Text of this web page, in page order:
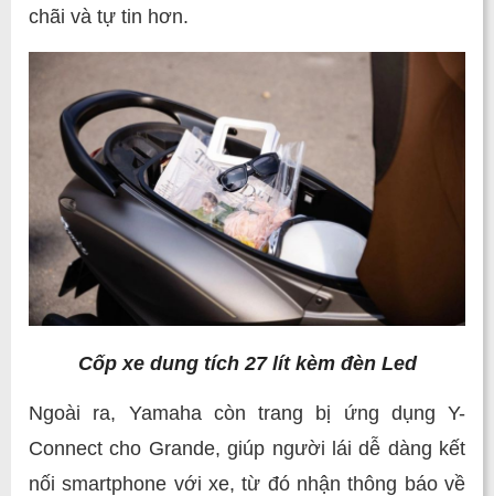
chãi và tự tin hơn.
Cốp xe dung tích 27 lít kèm đèn Led
Ngoài ra, Yamaha còn trang bị ứng dụng Y-
Connect cho Grande, giúp người lái dễ dàng kết
nối smartphone với xe, từ đó nhận thông báo về